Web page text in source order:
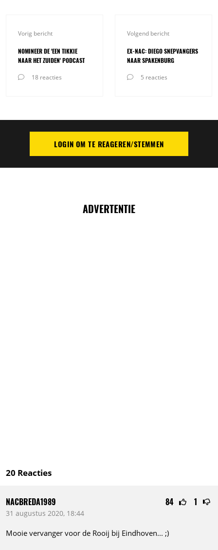
Vorig bericht
NOMINEER DE 'EEN TIKKIE
NAAR HET ZUIDEN' PODCAST
18 reacties
Volgend bericht
EX-NAC: DIEGO SNEPVANGERS
NAAR SPAKENBURG
5 reacties
PLAATS REACTIELOGIN OM TE REAGEREN/STEMMEN
ADVERTENTIE
20 Reacties
84 1
NACBREDA1989
31 augustus 2020, 18:44
Mooie vervanger voor de Rooij bij Eindhoven... ;)